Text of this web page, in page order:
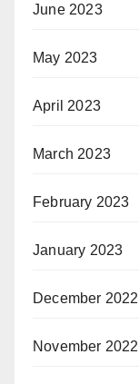
June 2023
May 2023
April 2023
March 2023
February 2023
January 2023
December 2022
November 2022